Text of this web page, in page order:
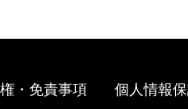
・免責事項 個人情報